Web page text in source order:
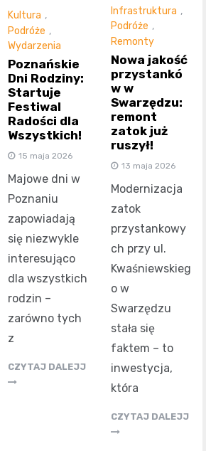
Kultura ,
Podróże ,
Wydarzenia
Poznańskie
Dni Rodziny:
Startuje
Festiwal
Radości dla
Wszystkich!
15 maja 2026
Majowe dni w
Poznaniu
zapowiadają
się niezwykle
interesująco
dla wszystkich
rodzin –
zarówno tych
z
CZYTAJ DALEJJ
Infrastruktura ,
Podróże ,
Remonty
Nowa jakość
przystankó
w w
Swarzędzu:
remont
zatok już
ruszył!
13 maja 2026
Modernizacja
zatok
przystankowy
ch przy ul.
Kwaśniewskieg
o w
Swarzędzu
stała się
faktem – to
inwestycja,
która
CZYTAJ DALEJJ